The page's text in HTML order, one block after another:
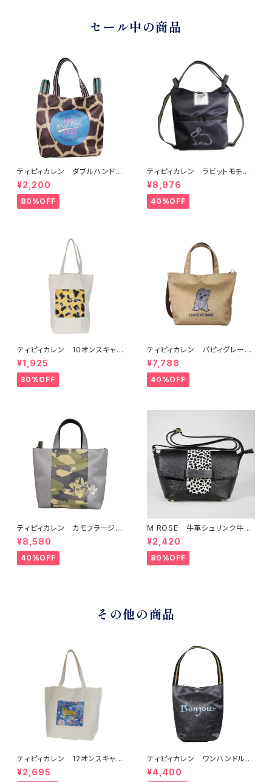
セール中の商品
ティピィカレン ダブルハンドル
ジラフビッグトートバッグ
¥2,200
80%OFF
ティピィカレン ラビットモチー
フ2WAYショルダーリュック
¥8,976
40%OFF
ティピィカレン 10オンスキャン
バス外ポケット縦長マイバッグ
¥1,925
30%OFF
ティピィカレン パピィグレーテ
リア2WAYハンドバッグ
¥7,788
40%OFF
ティピィカレン カモフラージュ
柄スクエア2WAYバッグ
¥8,580
40%OFF
M ROSE 牛革シュリンク牛毛
ダルメシアンプリントフラップシ
ョルダーバッグ ブラック
¥2,420
80%OFF
その他の商品
ティピィカレン 12オンスキャン
バスハワイアン柄ビッグマイバッ
グ
¥2,695
ティピィカレン ワンハンドルベ
アブラック2WAYバゲットバッグ
¥4,400